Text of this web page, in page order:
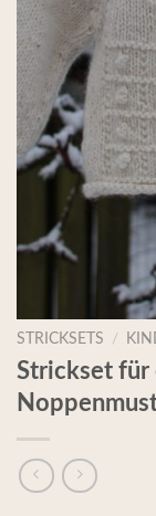
STRICKSETS /
Strickset für